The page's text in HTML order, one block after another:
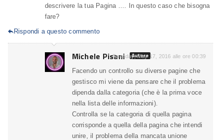
descrivere la tua Pagina .... In questo caso che bisogna
fare?
Rispondi a questo commento
Michele Pisani Autore
Tuesday, May 17, 2016 alle ore 00:39
Facendo un controllo su diverse pagine che
gestisco mi viene da pensare che il problema
dipenda dalla categoria (che è la prima voce
nella lista delle informazioni).
Controlla se la categoria di quella pagina
corrisponde a quella della pagina che intendi
unire, il problema della mancata unione